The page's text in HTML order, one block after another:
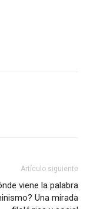
Artículo siguiente
viene la palabra
Una mirada